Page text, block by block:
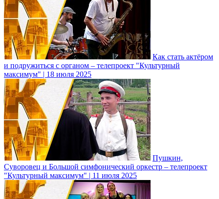
Как стать актёром
и подружиться с органом – телепроект "Культурный
максимум" | 18 июля 2025
Пушкин,
Суворовец и Большой симфонический оркестр – телепроект
"Культурный максимум" | 11 июля 2025